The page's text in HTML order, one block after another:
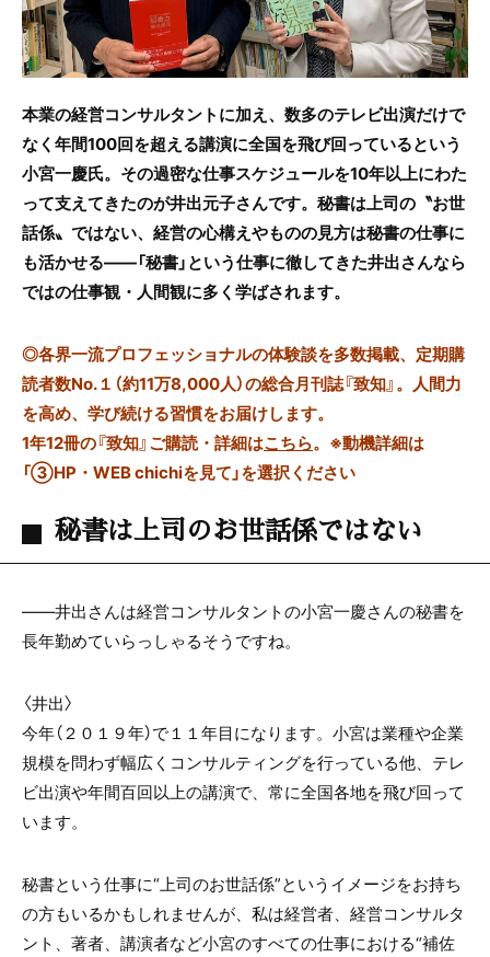
本業の経営コンサルタントに加え、数多のテレビ出演だけで
なく年間100回を超える講演に全国を飛び回っているという
小宮一慶氏。その過密な仕事スケジュールを10年以上にわた
って支えてきたのが井出元子さんです。秘書は上司の〝お世
話係〟ではない、経営の心構えやものの見方は秘書の仕事に
も活かせる――「秘書」という仕事に徹してきた井出さんなら
ではの仕事観・人間観に多く学ばされます。
◎各界一流プロフェッショナルの体験談を多数掲載、定期購
読者数No.１（約11万8,000人）の総合月刊誌『致知』。人間力
を高め、学び続ける習慣をお届けします。
1年12冊の『致知』ご購読・詳細はこちら。 ※動機詳細は
「③HP・WEB chichiを見て」を選択ください
秘書は上司のお世話係ではない
――井出さんは経営コンサルタントの小宮一慶さんの秘書を
長年勤めていらっしゃるそうですね。
〈井出〉
今年（２０１９年）で１１年目になります。小宮は業種や企業
規模を問わず幅広くコンサルティングを行っている他、テレ
ビ出演や年間百回以上の講演で、常に全国各地を飛び回って
います。
秘書という仕事に“上司のお世話係”というイメージをお持ち
の方もいるかもしれませんが、私は経営者、経営コンサルタ
ント、著者、講演者など小宮のすべての仕事における“補佐